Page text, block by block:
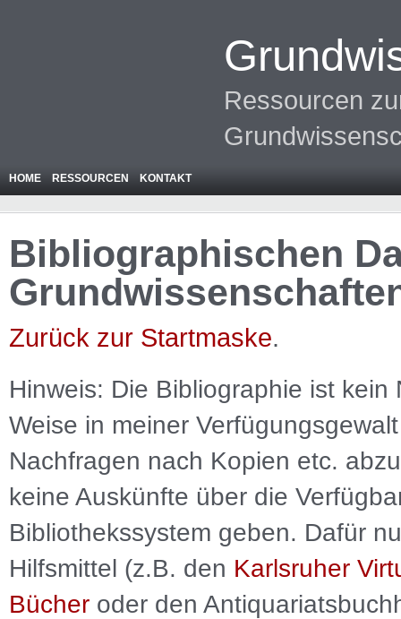
Ressourcen
HOME RESSOURCEN KONTAKT
Bibliographischen
Zurück zur Startmaske.
Hinweis: Die Bibliographie ist kein
Weise in meiner
Nachfragen nach Kopien etc.
keine Auskünfte über die
Bibliothekssystem geben. Dafür
Hilfsmittel (z.B. den Karlsruher
Bücher oder den